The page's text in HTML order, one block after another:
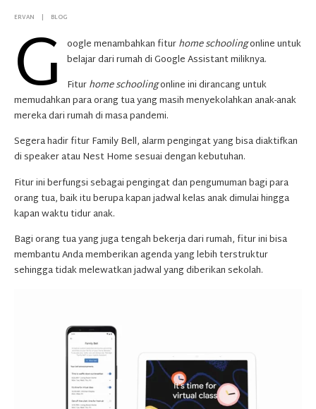
ERVAN BLOG
G oogle menambahkan fiturhome schoolingonline untuk
belajar dari rumah di Google Assistant miliknya.
Fiturhome schoolingonline ini dirancang untuk
memudahkan para orang tua yang masih menyekolahkan anak-anak
mereka dari rumah di masa pandemi.
Segera hadir fitur Family Bell, alarm pengingat yang bisa diaktifkan
di speaker atau Nest Home sesuai dengan kebutuhan.
Fitur ini berfungsi sebagai pengingat dan pengumuman bagi para
orang tua, baik itu berupa kapan jadwal kelas anak dimulai hingga
kapan waktu tidur anak.
Bagi orang tua yang juga tengah bekerja dari rumah, fitur ini bisa
membantu Anda memberikan agenda yang lebih terstruktur
sehingga tidak melewatkan jadwal yang diberikan sekolah.